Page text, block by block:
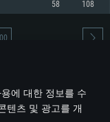
에 대한 정보를 수
텐츠 및 광고를 개
버를 지원하는 NVIDIA
최신 그래픽 드라이버를
상도 720p) 이상
58 108